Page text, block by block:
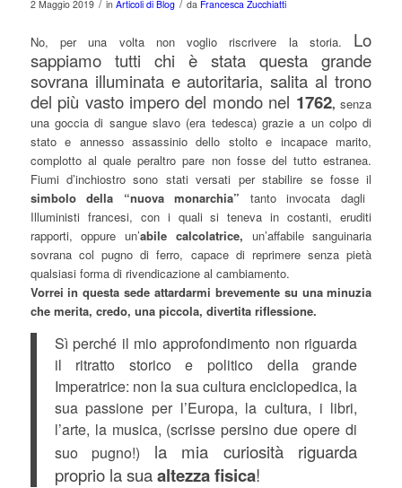
2 Maggio 2019 / in Articoli di Blog / da Francesca Zucchiatti
No, per una volta non voglio riscrivere la storia. Lo
sappiamo tutti chi è stata questa grande
sovrana illuminata e autoritaria, salita al trono
del più vasto impero del mondo nel 1762, senza
una goccia di sangue slavo (era tedesca) grazie a un colpo di
stato e annesso assassinio dello stolto e incapace marito,
complotto al quale peraltro pare non fosse del tutto estranea.
Fiumi d’inchiostro sono stati versati per stabilire se fosse il
simbolo della “nuova monarchia” tanto invocata dagli
Illuministi francesi, con i quali si teneva in costanti, eruditi
rapporti, oppure un’abile calcolatrice, un’affabile sanguinaria
sovrana col pugno di ferro, capace di reprimere senza pietà
qualsiasi forma di rivendicazione al cambiamento.
Vorrei in questa sede attardarmi brevemente su una minuzia
che merita, credo, una piccola, divertita riflessione.
Sì perché il mio approfondimento non riguarda
il ritratto storico e politico della grande
Imperatrice: non la sua cultura enciclopedica, la
sua passione per l’Europa, la cultura, i libri,
l’arte, la musica, (scrisse persino due opere di
suo pugno!) la mia curiosità riguarda
proprio la suaaltezza fisica!